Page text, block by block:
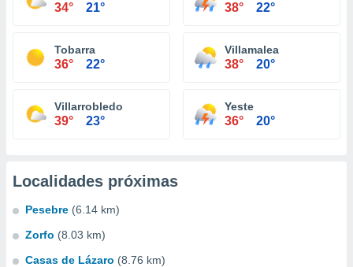
34° 21° 38° 22°
Tobarra
36° 22°
Villamalea
38° 20°
Villarrobledo
39° 23°
Yeste
36° 20°
Localidades próximas
Pesebre (6.14 km)
Zorfo (8.03 km)
Casas de Lázaro (8.76 km)